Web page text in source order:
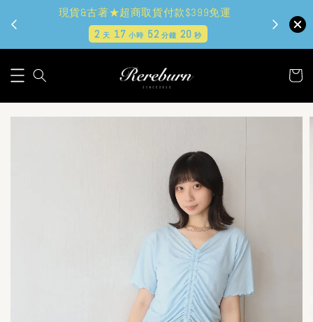
現貨&古著★超商取貨付款$399免運
2 天 17 小時 52 分鐘 19秒